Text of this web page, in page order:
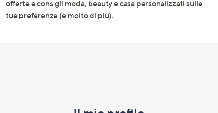
informazioni
offerte e consigli moda, beauty e casa personalizzati sulle
tue preferenze (e molto di più).